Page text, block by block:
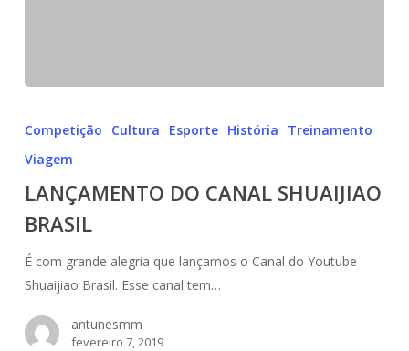
SHUAIJIAO
BRASIL
Competição Cultura Esporte História
Treinamento
Viagem
LANÇAMENTO DO CANAL SHUAIJIAO
BRASIL
É com grande alegria que lançamos o Canal do Youtube
Shuaijiao Brasil. Esse canal tem…
antunesmm
fevereiro 7, 2019